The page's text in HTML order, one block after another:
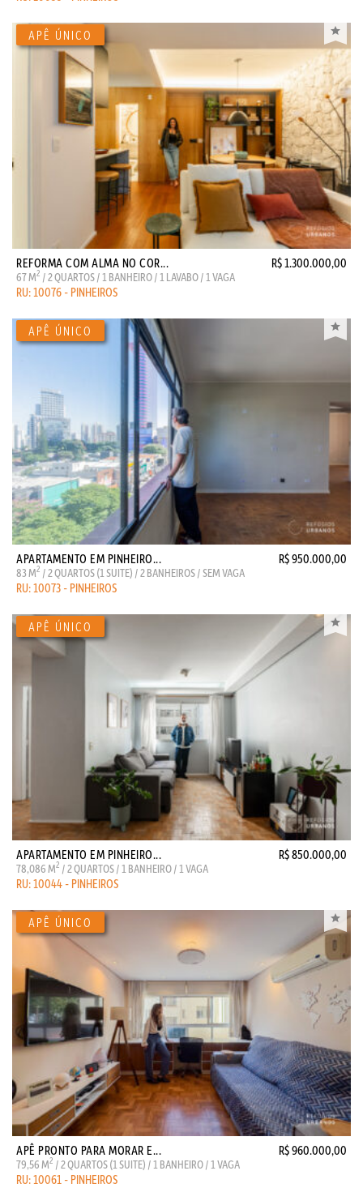
REFORMA COM ALMA NO COR... R$ 1.300.000,00
67 M2 / 2 QUARTOS / 1 BANHEIRO / 1 LAVABO / 1 VAGA
RU: 10076 - PINHEIROS
APARTAMENTO EM PINHEIRO... R$ 950.000,00
83 M2 / 2 QUARTOS (1 SUITE) / 2 BANHEIROS / SEM VAGA
RU: 10073 - PINHEIROS
APARTAMENTO EM PINHEIRO... R$ 850.000,00
78,086 M2 / 2 QUARTOS / 1 BANHEIRO / 1 VAGA
RU: 10044 - PINHEIROS
APÊ PRONTO PARA MORAR E... R$ 960.000,00
79,56 M2 / 2 QUARTOS (1 SUITE) / 1 BANHEIRO / 1 VAGA
RU: 10061 - PINHEIROS